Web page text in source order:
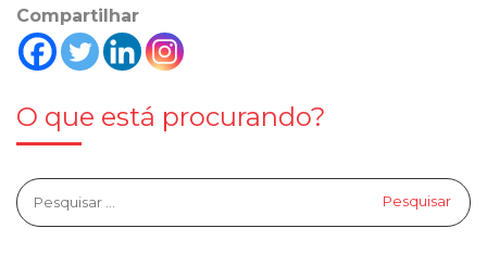
Compartilhar
O que está procurando?